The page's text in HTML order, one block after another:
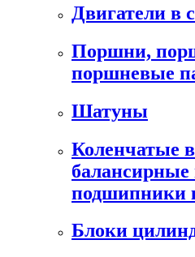
Двигатели в
Поршни,
поршневые
Шатуны
Коленчатые
подшипники
Блоки